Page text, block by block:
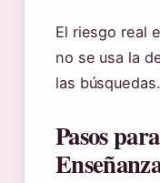
El riesgo real
no se usa la
las búsquedas.
Pasos